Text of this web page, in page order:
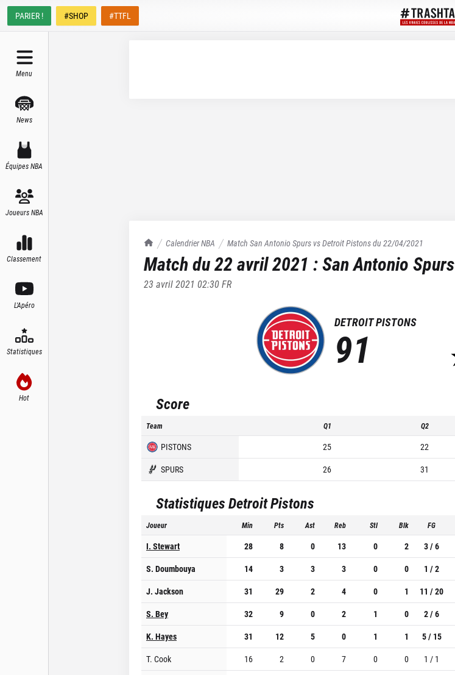
PARIER ! #SHOP #TTFL
Menu
News
Équipes NBA
Joueurs NBA
Classement
L'Apéro
Statistiques
Hot
TrashTalk Actu NBA
Calendrier NBA Match San Antonio Spurs vsDetroit Pistonsdu22/04/2021
Match du22 avril 2021 :San Antonio Spurs
23 avril 2021 02:30FR
DETROIT PISTONS
91
Score
Team Q1 Q2
PISTONS 25 22
SPURS
26 31
StatistiquesDetroit Pistons
Joueur Min Pts Ast Reb Stl Blk FG
I. Stewart 28 8 0 13 0 2 3 / 6
S. Doumbouya
14 3 3 3 0 0 1 / 2
J. Jackson
31 29 2 4 0 1 11 / 20
S. Bey
32 9 0 2 1 0 2 / 6
K. Hayes
31 12 5 0 1 1 5 / 15
T. Cook
16 2 0 7 0 0 1 / 1